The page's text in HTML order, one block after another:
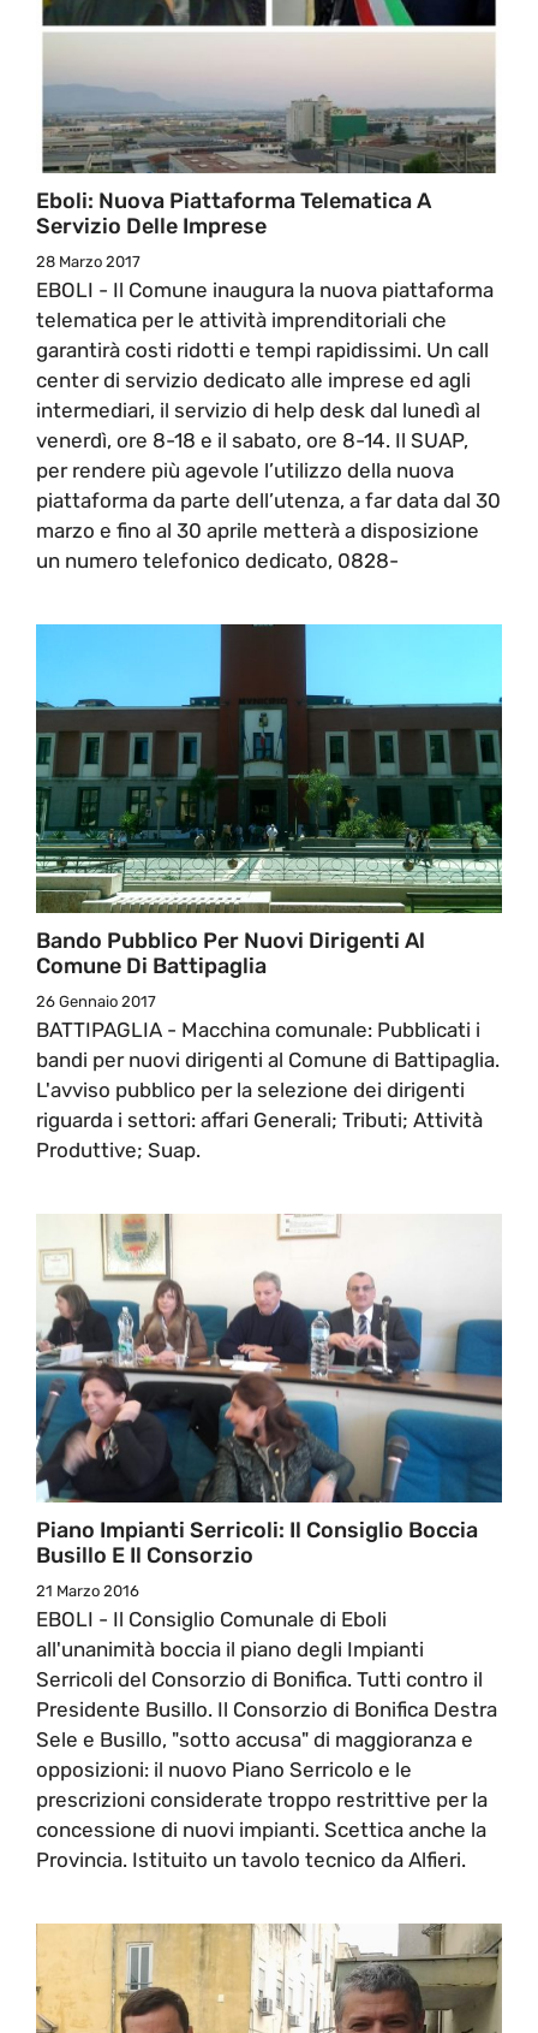
Eboli: Nuova Piattaforma Telematica A
Servizio Delle Imprese
28 Marzo 2017
EBOLI - Il Comune inaugura la nuova piattaforma
telematica per le attività imprenditoriali che
garantirà costi ridotti e tempi rapidissimi. Un call
center di servizio dedicato alle imprese ed agli
intermediari, il servizio di help desk dal lunedì al
venerdì, ore 8-18 e il sabato, ore 8-14. Il SUAP,
per rendere più agevole l’utilizzo della nuova
piattaforma da parte dell’utenza, a far data dal 30
marzo e fino al 30 aprile metterà a disposizione
un numero telefonico dedicato, 0828-
Bando Pubblico Per Nuovi Dirigenti Al
Comune Di Battipaglia
26 Gennaio 2017
BATTIPAGLIA - Macchina comunale: Pubblicati i
bandi per nuovi dirigenti al Comune di Battipaglia.
L'avviso pubblico per la selezione dei dirigenti
riguarda i settori: affari Generali; Tributi; Attività
Produttive; Suap.
Piano Impianti Serricoli: Il Consiglio Boccia
Busillo E Il Consorzio
21 Marzo 2016
EBOLI - Il Consiglio Comunale di Eboli
all'unanimità boccia il piano degli Impianti
Serricoli del Consorzio di Bonifica. Tutti contro il
Presidente Busillo. Il Consorzio di Bonifica Destra
Sele e Busillo, "sotto accusa" di maggioranza e
opposizioni: il nuovo Piano Serricolo e le
prescrizioni considerate troppo restrittive per la
concessione di nuovi impianti. Scettica anche la
Provincia. Istituito un tavolo tecnico da Alfieri.